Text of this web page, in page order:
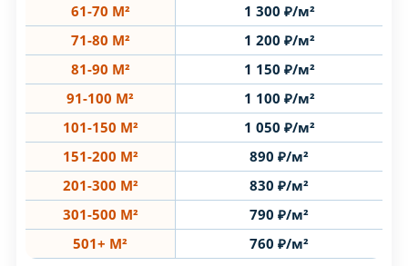
61-70 М²
1 300 ₽/м²
71-80 М²
1 200 ₽/м²
81-90 М²
1 150 ₽/м²
91-100 М²
1 100 ₽/м²
101-150 М²
1 050 ₽/м²
151-200 М²
890 ₽/м²
201-300 М²
830 ₽/м²
301-500 М²
790 ₽/м²
501+ М²
760 ₽/м²